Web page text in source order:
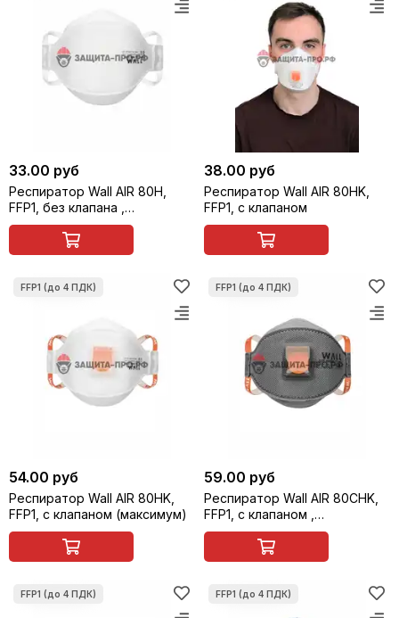
33.00 руб
Респиратор Wall AIR 80H,
FFP1, без клапана ,
одноразовый
38.00 руб
Респиратор Wall AIR 80HK,
FFP1, с клапаном
54.00 руб
Респиратор Wall AIR 80HK,
FFP1, с клапаном (максимум)
59.00 руб
Респиратор Wall AIR 80CHK,
FFP1, с клапаном ,
одноразовый